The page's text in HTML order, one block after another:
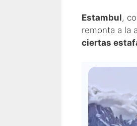
Estambul,
remonta a la
ciertas